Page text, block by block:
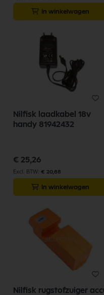
In winkelwagen
Nilfisk laadkabel 18v
handy 81942432
€ 25,26
€ 20,88
In winkelwagen
Nilfisk rugstofzuiger